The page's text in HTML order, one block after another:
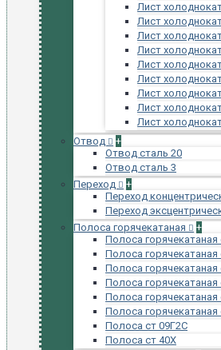
Лист
Лист
Лист
Лист
Лист
Лист
Лист
Лист
Лист
Отвод
+
Отвод сталь 20
Отвод сталь 3
Переход
+
Переход
Переход
Полоса горячекатаная
+
Полоса горячекатаная
Полоса горячекатаная
Полоса горячекатаная
Полоса горячекатаная
Полоса горячекатаная
Полоса
Полоса ст 09Г2С
Полоса ст 40Х